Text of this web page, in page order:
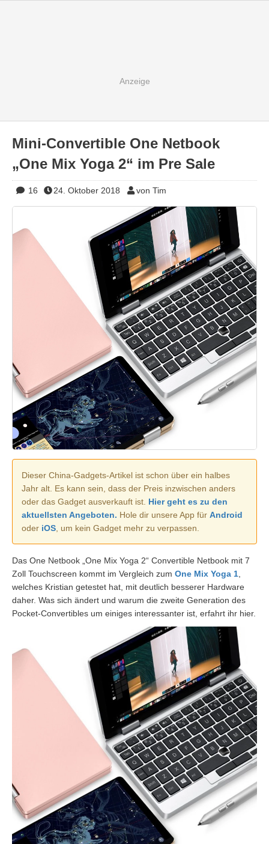
Mini-Convertible One Netbook
„One Mix Yoga 2“ im Pre Sale
16 24. Oktober 2018 von Tim
Dieser China-Gadgets-Artikel ist schon über ein halbes
Jahr alt. Es kann sein, dass der Preis inzwischen anders
oder das Gadget ausverkauft ist. Hier geht es zu den
aktuellsten Angeboten. Hole dir unsere App für Android
oder iOS , um kein Gadget mehr zu verpassen.
Das One Netbook „One Mix Yoga 2“ Convertible Netbook mit 7
Zoll Touchscreen kommt im Vergleich zum One Mix Yoga 1
welches Kristian getestet hat, mit deutlich besserer Hardware
daher. Was sich ändert und warum die zweite Generation des
Pocket-Convertibles um einiges interessanter ist, erfahrt ihr hier.